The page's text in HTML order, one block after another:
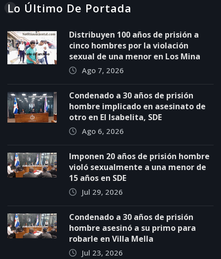
Lo Último De Portada
Distribuyen 100 años de prisión a
cinco hombres por la violación
sexual de una menor en Los Mina
Ago 7, 2026
Condenado a 30 años de prisión
hombre implicado en asesinato de
otro en El Isabelita, SDE
Ago 6, 2026
Imponen 20 años de prisión hombre
violó sexualmente a una menor de
15 años en SDE
Jul 29, 2026
Condenado a 30 años de prisión
hombre asesinó a su primo para
robarle en Villa Mella
Jul 23, 2026